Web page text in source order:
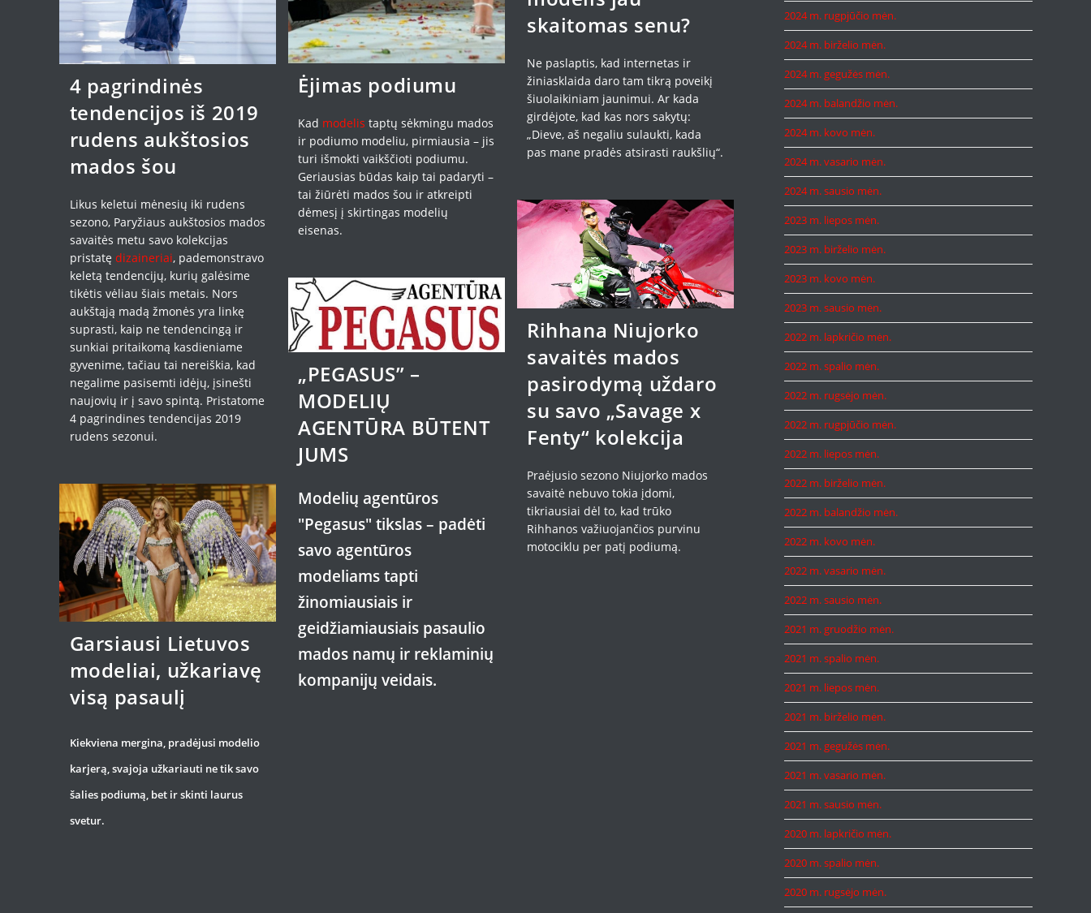
4 pagrindinės
tendencijos iš 2019
rudens aukštosios
mados šou
Likus keletui mėnesių iki rudens
sezono, Paryžiaus aukštosios mados
savaitės metu savo kolekcijas
pristatę dizaineriai, pademonstravo
keletą tendencijų, kurių galėsime
tikėtis vėliau šiais metais. Nors
aukštąją madą žmonės yra linkę
suprasti, kaip ne tendencingą ir
sunkiai pritaikomą kasdieniame
gyvenime, tačiau tai nereiškia, kad
negalime pasisemti idėjų, įsinešti
naujovių ir į savo spintą. Pristatome
4 pagrindines tendencijas 2019
rudens sezonui.
Ėjimas podiumu
Kad modelis taptų sėkmingu mados
ir podiumo modeliu, pirmiausia – jis
turi išmokti vaikščioti podiumu.
Geriausias būdas kaip tai padaryti –
tai žiūrėti mados šou ir atkreipti
dėmesį į skirtingas modelių
eisenas.
skaitomas senu?
Ne paslaptis, kad internetas ir
žiniasklaida daro tam tikrą poveikį
šiuolaikiniam jaunimui. Ar kada
girdėjote, kad kas nors sakytų:
„Dieve, aš negaliu sulaukti, kada
pas mane pradės atsirasti raukšlių“.
Rihhana Niujorko
savaitės mados
pasirodymą uždaro
su savo „Savage x
Fenty“ kolekcija
Praėjusio sezono Niujorko mados
savaitė nebuvo tokia įdomi,
tikriausiai dėl to, kad trūko
Rihhanos važiuojančios purvinu
motociklu per patį podiumą.
„PEGASUS” –
MODELIŲ
AGENTŪRA BŪTENT
JUMS
Modelių agentūros
"Pegasus" tikslas – padėti
savo agentūros
modeliams tapti
žinomiausiais ir
geidžiamiausiais pasaulio
mados namų ir reklaminių
kompanijų veidais.
Garsiausi Lietuvos
modeliai, užkariavę
visą pasaulį
Kiekviena mergina, pradėjusi modelio
karjerą, svajoja užkariauti ne tik savo
šalies podiumą, bet ir skinti laurus
svetur.
2024 m. rugpjūčio mėn.
2024 m. birželio mėn.
2024 m. gegužės mėn.
2024 m. balandžio mėn.
2024 m. kovo mėn.
2024 m. vasario mėn.
2024 m. sausio mėn.
2023 m. liepos mėn.
2023 m. birželio mėn.
2023 m. kovo mėn.
2023 m. sausio mėn.
2022 m. lapkričio mėn.
2022 m. spalio mėn.
2022 m. rugsėjo mėn.
2022 m. rugpjūčio mėn.
2022 m. liepos mėn.
2022 m. birželio mėn.
2022 m. balandžio mėn.
2022 m. kovo mėn.
2022 m. vasario mėn.
2022 m. sausio mėn.
2021 m. gruodžio mėn.
2021 m. spalio mėn.
2021 m. liepos mėn.
2021 m. birželio mėn.
2021 m. gegužės mėn.
2021 m. vasario mėn.
2021 m. sausio mėn.
2020 m. lapkričio mėn.
2020 m. spalio mėn.
2020 m. rugsėjo mėn.